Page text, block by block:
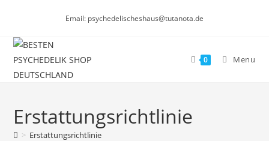
content
Email: psychedelischeshaus@tutanota.de
0 Menu
Erstattungsrichtlinie
> Erstattungsrichtlinie